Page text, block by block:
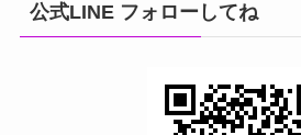
公式LINE フォローしてね